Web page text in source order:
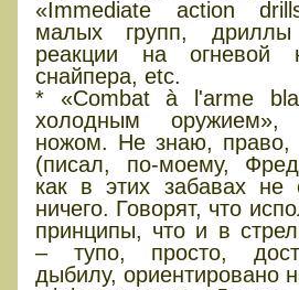
«Immediate action
малых групп, дриллы
реакции на огневой
снайпера, etc.
* «Combat à l'arme
холодным
ножом. Не знаю, право,
(писал, по-моему,
как в этих забавах
ничего. Говорят, что
принципы, что и в
– тупо, просто,
дыбилу, ориентировано